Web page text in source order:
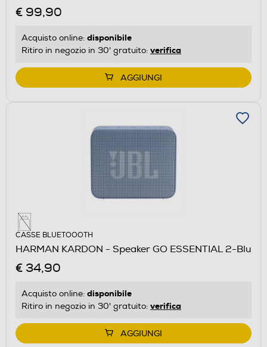
€ 99,90
Acquisto online: disponibile
Ritiro in negozio in 30' gratuito: verifica
AGGIUNGI
CASSE BLUETOOOTH
HARMAN KARDON - Speaker GO ESSENTIAL 2-Blu
€ 34,90
Acquisto online: disponibile
Ritiro in negozio in 30' gratuito: verifica
AGGIUNGI